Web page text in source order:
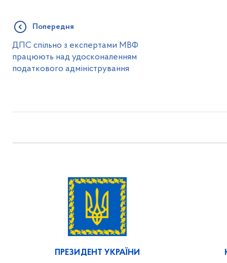
Попередня
ДПС спільно з експертами МВФ
працюють над удосконаленням
податкового адміністрування
ПРЕЗИДЕНТ УКРАЇНИ